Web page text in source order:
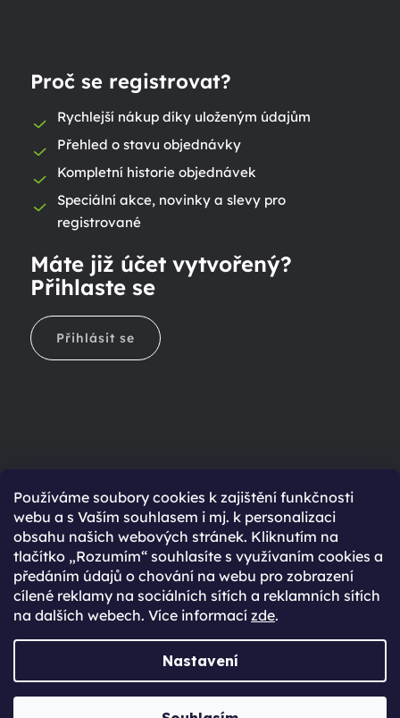
Používáme soubory cookies k zajištění funkčnosti
webu a s Vaším souhlasem i mj. k personalizaci
obsahu našich webových stránek. Kliknutím na
tlačítko „Rozumím“ souhlasíte s využívaním cookies a
předáním údajů o chování na webu pro zobrazení
cílené reklamy na sociálních sítích a reklamních sítích
na dalších webech. Více informací zde.
Nastavení
Proč se registrovat?
Rychlejší nákup díky uloženým údajům
Přehled o stavu objednávky
Kompletní historie objednávek
Speciální akce, novinky a slevy pro
registrované
Máte již účet vytvořený?
Přihlaste se
Přihlásit se
Ještě nemáte účet?
Rychlejší nákup díky uloženým údajům
Přehled o stavu objednávky
Kompletní historie objednávek
Speciální akce, novinky a slevy pro registrované
Vytvořil Shoptet Premium